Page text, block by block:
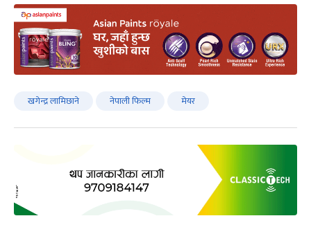
खगेन्द्र लामिछाने नेपाली फिल्म मेयर